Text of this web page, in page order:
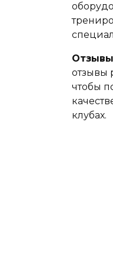
отзывы
чтобы
клубах.